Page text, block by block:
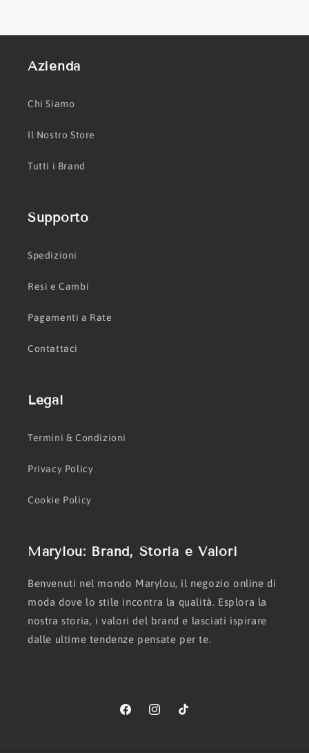
Azienda
Chi Siamo
Il Nostro Store
Tutti i Brand
Supporto
Spedizioni
Resi e Cambi
Pagamenti a Rate
Contattaci
Legal
Termini & Condizioni
Privacy Policy
Cookie Policy
Marylou: Brand, Storia e Valori
Benvenuti nel mondo Marylou, il negozio online di
moda dove lo stile incontra la qualità. Esplora la
nostra storia, i valori del brand e lasciati ispirare
dalle ultime tendenze pensate per te.
FacebookInstagramTikTok